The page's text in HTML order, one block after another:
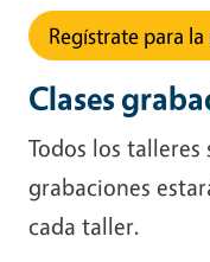
Regístrate para
Clases
Todos los talleres
grabaciones
cada taller.